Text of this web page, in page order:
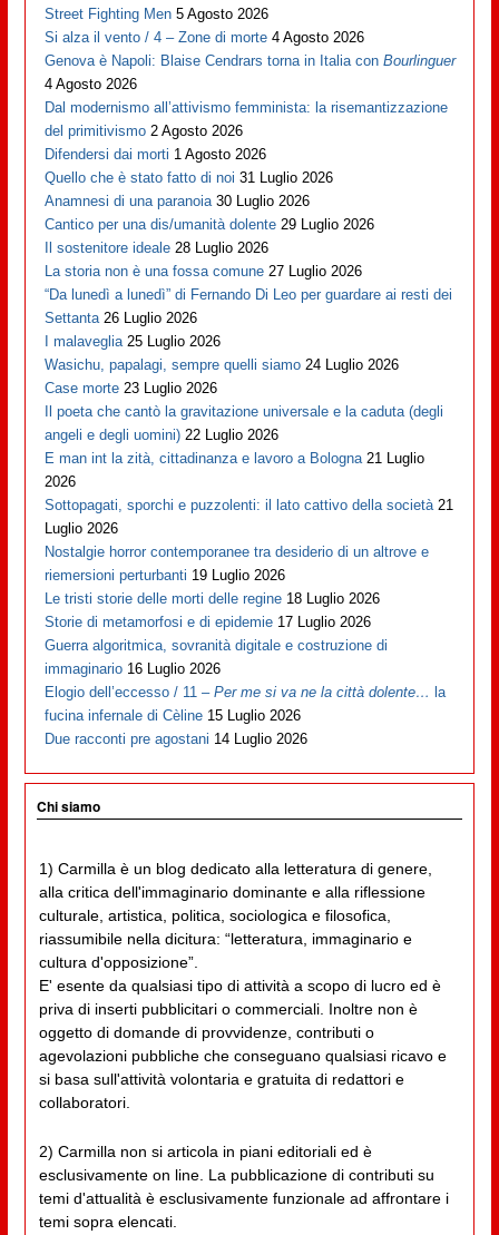
Street Fighting Men 5 Agosto 2026
Si alza il vento / 4 – Zone di morte 4 Agosto 2026
Genova è Napoli: Blaise Cendrars torna in Italia conBourlinguer
4 Agosto 2026
Dal modernismo all’attivismo femminista: la risemantizzazione
del primitivismo 2 Agosto 2026
Difendersi dai morti 1 Agosto 2026
Quello che è stato fatto di noi 31 Luglio 2026
Anamnesi di una paranoia 30 Luglio 2026
Cantico per una dis/umanità dolente 29 Luglio 2026
Il sostenitore ideale 28 Luglio 2026
La storia non è una fossa comune 27 Luglio 2026
“Da lunedì a lunedì” di Fernando Di Leo per guardare ai resti dei
Settanta 26 Luglio 2026
I malaveglia 25 Luglio 2026
Wasichu, papalagi, sempre quelli siamo 24 Luglio 2026
Case morte 23 Luglio 2026
Il poeta che cantò la gravitazione universale e la caduta (degli
angeli e degli uomini) 22 Luglio 2026
E man int la zità, cittadinanza e lavoro a Bologna 21 Luglio
2026
Sottopagati, sporchi e puzzolenti: il lato cattivo della società 21
Luglio 2026
Nostalgie horror contemporanee tra desiderio di un altrove e
riemersioni perturbanti 19 Luglio 2026
Le tristi storie delle morti delle regine 18 Luglio 2026
Storie di metamorfosi e di epidemie 17 Luglio 2026
Guerra algoritmica, sovranità digitale e costruzione di
immaginario 16 Luglio 2026
Elogio dell’eccesso / 11 –Per me si va ne la città dolente… la
fucina infernale di Cèline 15 Luglio 2026
Due racconti pre agostani 14 Luglio 2026
Chi siamo
1) Carmilla è un blog dedicato alla letteratura di genere,
alla critica dell'immaginario dominante e alla riflessione
culturale, artistica, politica, sociologica e filosofica,
riassumibile nella dicitura: “letteratura, immaginario e
cultura d'opposizione”.
E' esente da qualsiasi tipo di attività a scopo di lucro ed è
priva di inserti pubblicitari o commerciali. Inoltre non è
oggetto di domande di provvidenze, contributi o
agevolazioni pubbliche che conseguano qualsiasi ricavo e
si basa sull'attività volontaria e gratuita di redattori e
collaboratori.
2) Carmilla non si articola in piani editoriali ed è
esclusivamente on line. La pubblicazione di contributi su
temi d'attualità è esclusivamente funzionale ad affrontare i
temi sopra elencati.